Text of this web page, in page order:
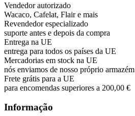
Vendedor autorizado
Wacaco, Cafelat, Flair e mais
Revendedor especializado
suporte antes e depois da compra
Entrega na UE
entrega para todos os países da UE
Mercadorias em stock na UE
nós enviamos de nosso próprio armazém
Frete grátis para a UE
para encomendas superiores a 200,00 €
Informação